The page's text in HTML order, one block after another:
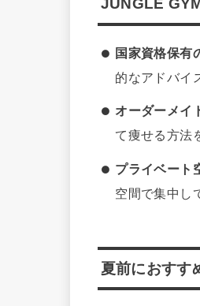
JUNGLE
国家資格保有
的なアドバイ
オーダーメイ
て痩せる方法
プライベート
空間で集中し
夏前におすす